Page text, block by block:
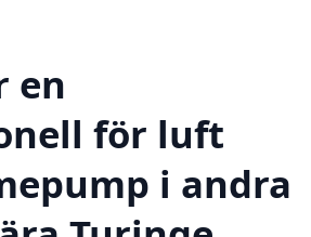
en
för luft
i andra